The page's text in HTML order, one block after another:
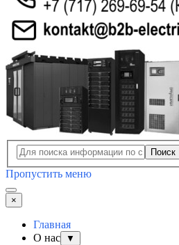
Поиск
Пропустить меню
×
Главная
О нас
▼